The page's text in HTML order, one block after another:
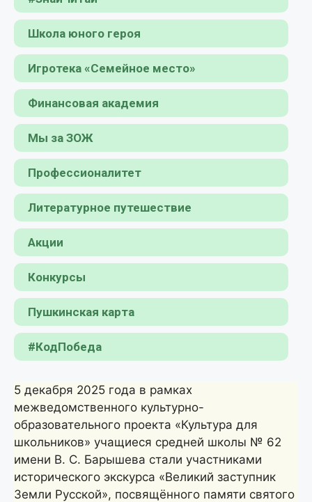
Школа юного героя
Игротека «Семейное место»
Финансовая академия
Мы за ЗОЖ
Профессионалитет
Литературное путешествие
Акции
Конкурсы
Пушкинская карта
#КодПобеда
5 декабря 2025 года в рамках
межведомственного культурно-
образовательного проекта «Культура для
школьников» учащиеся средней школы № 62
имени В. С. Барышева стали участниками
исторического экскурса «Великий заступник
Земли Русской», посвящённого памяти святого